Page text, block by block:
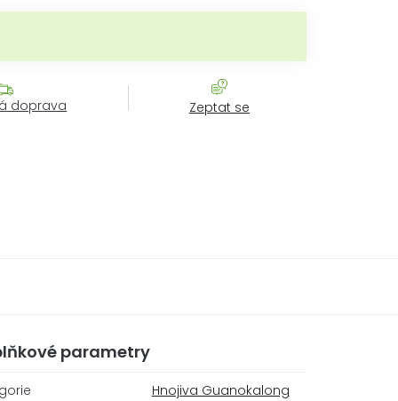
doprava Zeptat se
parametry
Hnojiva Guanokalong